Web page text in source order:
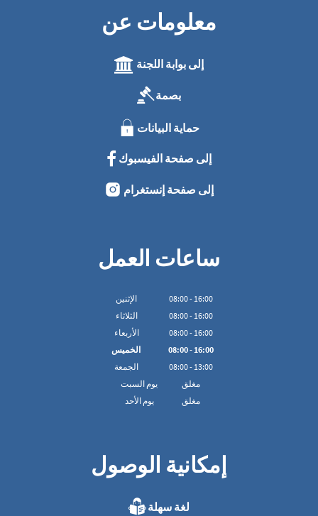
معلومات عن
إلى بوابة اللجنة
بصمة
حماية البيانات
إلى صفحة الفيسبوك
إلى صفحة إنستغرام
ساعات العمل
الإثنين 08:00- 16:00
الثلاثاء
08:00- 16:00
الأربعاء
08:00- 16:00
الخميس
08:00- 16:00
الجمعة
08:00- 13:00
يوم السبت
مغلق
يوم الأحد
مغلق
إمكانية الوصول
لغة سهلة